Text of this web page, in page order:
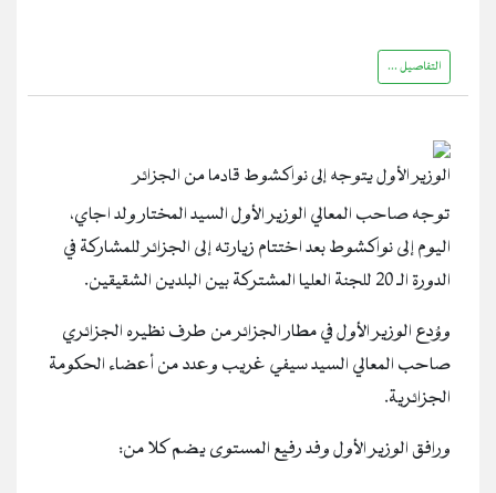
التفاصيل ...
الوزير الأول يتوجه إلى نواكشوط قادما من الجزائر
توجه صاحب المعالي الوزير الأول السيد المختار ولد اجاي،
اليوم إلى نواكشوط بعد اختتام زيارته إلى الجزائر للمشاركة في
الدورة الـ 20 للجنة العليا المشتركة بين البلدين الشقيقين.
ووُدع الوزير الأول في مطار الجزائر من طرف نظيره الجزائري
صاحب المعالي السيد سيفي غريب وعدد من أعضاء الحكومة
الجزائرية.
ورافق الوزير الأول وفد رفيع المستوى يضم كلا من: